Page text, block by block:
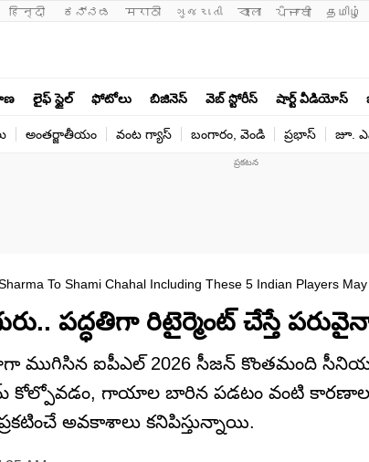
हिन्दी ಕನ್ನಡ मराठी ગુજરાતી বাংলা ਪੰਜਾਬੀ தமிழ்
లైఫ్ స్టైల్ ఫోటోలు బిజినెస్ వెబ్ స్టోరీస్ షార్ట్ వీడియోస్
అంతర్జాతీయం వంట గ్యాస్ బంగారం, వెండి ప్రభాస్ జూ.
To Shami Chahal Including These 5 Indian Players
పద్ధతిగా రిటైర్మెంట్‌ చేస్తే
తాజాగా ముగిసిన ఐపీఎల్ 2026 సీజన్ కొంతమంది
కోల్పోవడం, గాయాల బారిన పడటం వంటి కారణాల
ప్రకటించే అవకాశాలు కనిపిస్తున్నాయి.